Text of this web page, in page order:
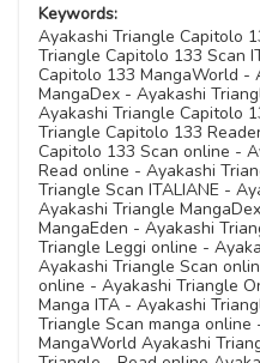
Keywords:
Ayakashi Triangle Capitolo
Triangle Capitolo 133 Scan
Capitolo 133 MangaWorld -
MangaDex - Ayakashi
Ayakashi Triangle Capitolo
Triangle Capitolo 133
Capitolo 133 Scan online -
Read online - Ayakashi
Triangle Scan ITALIANE -
Ayakashi Triangle
MangaEden - Ayakashi
Triangle Leggi online -
Ayakashi Triangle Scan
online - Ayakashi Triangle
Manga ITA - Ayakashi
Triangle Scan manga
MangaWorld Ayakashi